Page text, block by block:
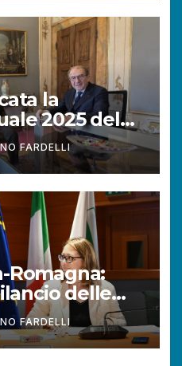
la
2025 del
della
FARDELLI
Romagna:
delle
civico.
dei
FARDELLI